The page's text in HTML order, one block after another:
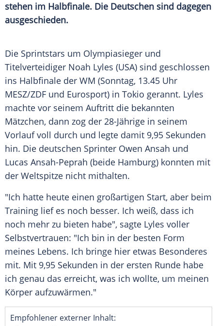
stehen im Halbfinale. Die Deutschen sind dagegen
ausgeschieden.
Die Sprintstars um Olympiasieger und
Titelverteidiger Noah Lyles (USA) sind geschlossen
ins Halbfinale der WM (Sonntag, 13.45 Uhr
MESZ/ZDF und Eurosport) in Tokio gerannt. Lyles
machte vor seinem Auftritt die bekannten
Mätzchen, dann zog der 28-Jährige in seinem
Vorlauf voll durch und legte damit 9,95 Sekunden
hin. Die deutschen Sprinter Owen Ansah und
Lucas Ansah-Peprah (beide Hamburg) konnten mit
der Weltspitze nicht mithalten.
"Ich hatte heute einen großartigen Start, aber beim
Training lief es noch besser. Ich weiß, dass ich
noch mehr zu bieten habe", sagte Lyles voller
Selbstvertrauen: "Ich bin in der besten Form
meines Lebens. Ich bringe hier etwas Besonderes
mit. Mit 9,95 Sekunden in der ersten Runde habe
ich genau das erreicht, was ich wollte, um meinen
Körper aufzuwärmen."
Empfohlener externer Inhalt: